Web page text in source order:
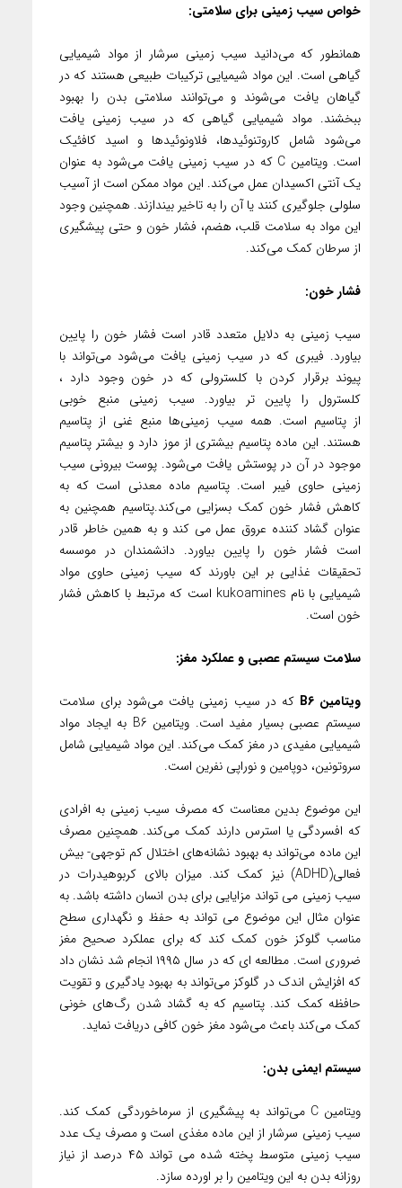
خواص سیب زمینی برای سلامتی:
همانطور که می‌دانید سیب زمینی سرشار از مواد شیمیایی
گیاهی است. این مواد شیمیایی ترکیبات طبیعی هستند که در
گیاهان یافت می‌شوند و می‌توانند سلامتی بدن را بهبود
ببخشند. مواد شیمیایی گیاهی که در سیب زمینی یافت
می‌شود شامل کاروتنوئیدها، فلاونوئیدها و اسید کافئیک
است. ویتامین C که در سیب زمینی یافت می‌شود به عنوان
یک آنتی اکسیدان عمل می‌کند. این مواد ممکن است از آسیب
سلولی جلوگیری کنند یا آن را به تاخیر بیندازند. همچنین وجود
این مواد به سلامت قلب، هضم، فشار خون و حتی پیشگیری
از سرطان کمک می‌کند.
فشار خون:
سیب زمینی به دلایل متعدد قادر است فشار خون را پایین
بیاورد. فیبری که در سیب زمینی یافت می‌شود می‌تواند با
پیوند برقرار کردن با کلسترولی که در خون وجود دارد ،
کلسترول را پایین تر بیاورد. سیب زمینی منبع خوبی
از پتاسیم است. همه سیب زمینی‌ها منبع غنی از پتاسیم
هستند. این ماده پتاسیم بیشتری از موز دارد و بیشتر پتاسیم
موجود در آن در پوستش یافت می‌شود. پوست بیرونی سیب
زمینی حاوی فیبر است. پتاسیم ماده معدنی است که به
کاهش فشار خون کمک بسزایی می‌کند.پتاسیم همچنین به
عنوان گشاد کننده عروق عمل می کند و به همین خاطر قادر
است فشار خون را پایین بیاورد. دانشمندان در موسسه
تحقیقات غذایی بر این باورند که سیب زمینی حاوی مواد
شیمیایی با نام kukoamines است که مرتبط با کاهش فشار
خون است.
سلامت سیستم عصبی و عملکرد مغز:
ویتامین B6
که در سیب زمینی یافت می‌شود برای سلامت
سیستم عصبی بسیار مفید است. ویتامین B6 به ایجاد مواد
شیمیایی مفیدی در مغز کمک می‌کند. این مواد شیمیایی شامل
سروتونین، دوپامین و نوراپی نفرین است.
این موضوع بدین معناست که مصرف سیب زمینی به افرادی
که افسردگی یا استرس دارند کمک می‌کند. همچنین مصرف
این ماده می‌تواند به بهبود نشانه‌های اختلال کم توجهی- بیش
فعالی(ADHD) نیز کمک کند. میزان بالای کربوهیدرات در
سیب زمینی می تواند مزایایی برای بدن انسان داشته باشد. به
عنوان مثال این موضوع می تواند به حفظ و نگهداری سطح
مناسب گلوکز خون کمک کند که برای عملکرد صحیح مغز
ضروری است. مطالعه ای که در سال ۱۹۹۵ انجام شد نشان داد
که افزایش اندک در گلوکز می‌تواند به بهبود یادگیری و تقویت
حافظه کمک کند. پتاسیم که به گشاد شدن رگ‌های خونی
کمک می‌کند باعث می‌شود مغز خون کافی دریافت نماید.
سیستم ایمنی بدن:
ویتامین C می‌تواند به پیشگیری از سرماخوردگی کمک کند.
سیب زمینی سرشار از این ماده مغذی است و مصرف یک عدد
سیب زمینی متوسط پخته شده می تواند ۴۵ درصد از نیاز
روزانه بدن به این ویتامین را بر اورده سازد.